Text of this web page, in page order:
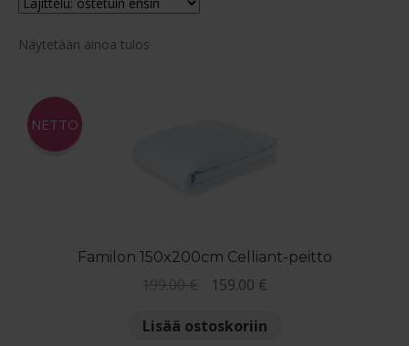
Jenkkisängyn ostajan opas
Maksuehdot
Blogi – Jenkkisänky
Näytetään ainoa tulos
Familon 150x200cm Celliant-peitto
NETTO
199.00€
Alkuperäinen
oli:
159.00 €
on:
Lisää ostoskoriin